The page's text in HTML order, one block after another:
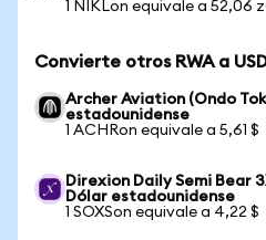
1 NIKLon equivale a 52,06
Convierte otros RWA a
Archer Aviation (Ondo
estadounidense
1 ACHRon equivale a 5,61 $
Direxion Daily Semi Bear
Dólar estadounidense
1 SOXSon equivale a 4,22 $